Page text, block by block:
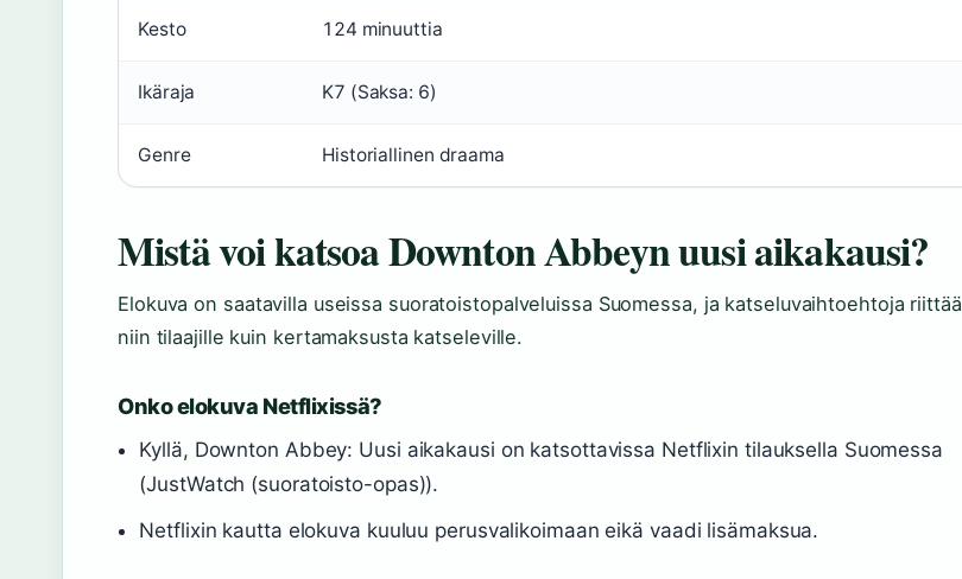
Kesto 124 minuuttia
Ikäraja K7 (Saksa: 6)
Genre Historiallinen draama
Mistä voi katsoa Downton Abbeyn uusi aikakausi?
Elokuva on saatavilla useissa suoratoistopalveluissa Suomessa, ja katseluvaihtoehtoja riittää
niin tilaajille kuin kertamaksusta katseleville.
Onko elokuva Netflixissä?
Kyllä, Downton Abbey: Uusi aikakausi on katsottavissa Netflixin tilauksella Suomessa
(JustWatch (suoratoisto-opas)).
Netflixin kautta elokuva kuuluu perusvalikoimaan eikä vaadi lisämaksua.